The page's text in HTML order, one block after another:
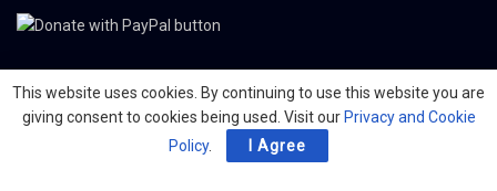
© 2024 The Nordic Press Estonian-American Publishers, Inc. All Rights
This website uses cookies. By continuing to use this website you are
giving consent to cookies being used. Visit our Privacy and Cookie
Policy. I Agree